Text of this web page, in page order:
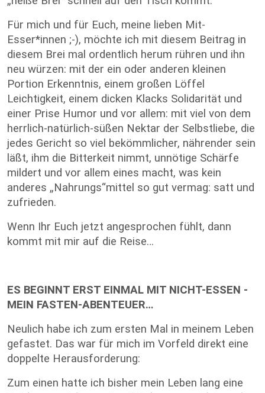
Für mich und für Euch, meine lieben Mit-
Esser*innen ;-), möchte ich mit diesem Beitrag in
diesem Brei mal ordentlich herum rühren und ihn
neu würzen: mit der ein oder anderen kleinen
Portion Erkenntnis, einem großen Löffel
Leichtigkeit, einem dicken Klacks Solidarität und
einer Prise Humor und vor allem: mit viel von dem
herrlich-natürlich-süßen Nektar der Selbstliebe, die
jedes Gericht so viel bekömmlicher, nährender sein
läßt, ihm die Bitterkeit nimmt, unnötige Schärfe
mildert und vor allem eines macht, was kein
anderes „Nahrungs“mittel so gut vermag: satt und
zufrieden.
Wenn Ihr Euch jetzt angesprochen fühlt, dann
kommt mit mir auf die Reise…
ES BEGINNT ERST EINMAL MIT NICHT-ESSEN -
MEIN FASTEN-ABENTEUER…
Neulich habe ich zum ersten Mal in meinem Leben
gefastet. Das war für mich im Vorfeld direkt eine
doppelte Herausforderung:
Zum einen hatte ich bisher mein Leben lang eine